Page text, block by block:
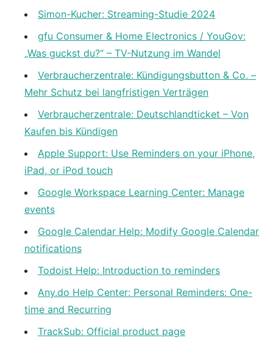
Simon-Kucher: Streaming-Studie 2024
gfu Consumer & Home Electronics / YouGov:
„Was guckst du?“ – TV-Nutzung im Wandel
Verbraucherzentrale: Kündigungsbutton & Co. –
Mehr Schutz bei langfristigen Verträgen
Verbraucherzentrale: Deutschlandticket – Von
Kaufen bis Kündigen
Apple Support: Use Reminders on your iPhone,
iPad, or iPod touch
Google Workspace Learning Center: Manage
events
Google Calendar Help: Modify Google Calendar
notifications
Todoist Help: Introduction to reminders
Any.do Help Center: Personal Reminders: One-
time and Recurring
TrackSub: Official product page